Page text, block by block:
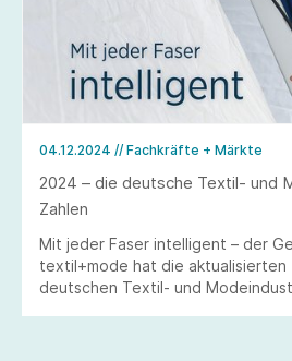
04.12.2024 // Fachkräfte + Märkte
2024 – die deutsche Textil- und
Zahlen
Mit jeder Faser intelligent – der
textil+mode hat die aktualisierten
deutschen Textil- und